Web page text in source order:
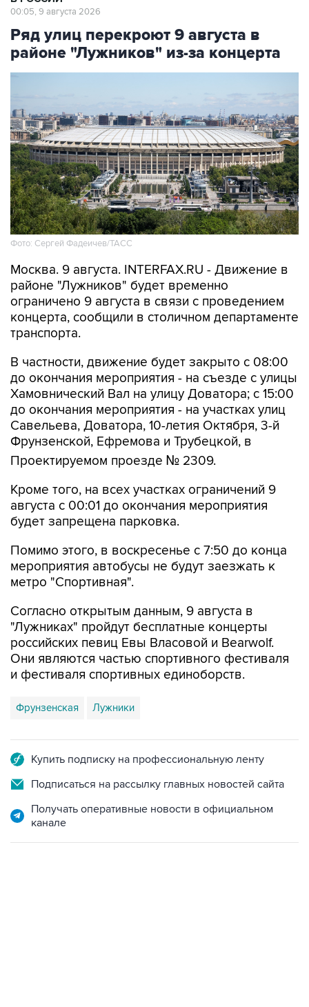
00:05, 9 августа 2026
Ряд улиц перекроют 9 августа в
районе "Лужников" из-за концерта
Фото: Сергей Фадеичев/ТАСС
Москва. 9 августа. INTERFAX.RU - Движение в
районе "Лужников" будет временно
ограничено 9 августа в связи с проведением
концерта, сообщили в столичном департаменте
транспорта.
В частности, движение будет закрыто с 08:00
до окончания мероприятия - на съезде с улицы
Хамовнический Вал на улицу Доватора; с 15:00
до окончания мероприятия - на участках улиц
Савельева, Доватора, 10-летия Октября, 3-й
Фрунзенской, Ефремова и Трубецкой, в
Проектируемом проезде № 2309.
Кроме того, на всех участках ограничений 9
августа с 00:01 до окончания мероприятия
будет запрещена парковка.
Помимо этого, в воскресенье с 7:50 до конца
мероприятия автобусы не будут заезжать к
метро "Спортивная".
Согласно открытым данным, 9 августа в
"Лужниках" пройдут бесплатные концерты
российских певиц Евы Власовой и Bearwolf.
Они являются частью спортивного фестиваля
и фестиваля спортивных единоборств.
Фрунзенская Лужники
Купить подписку на профессиональную ленту
Подписаться на рассылку главных новостей сайта
Получать оперативные новости в официальном
канале